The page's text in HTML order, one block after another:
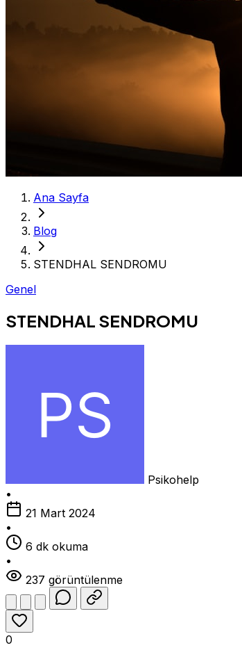
Ana Sayfa
Blog
STENDHAL SENDROMU
Genel
STENDHAL SENDROMU
Psikohelp
•
21 Mart 2024
•
6 dk okuma
•
237 görüntülenme
0